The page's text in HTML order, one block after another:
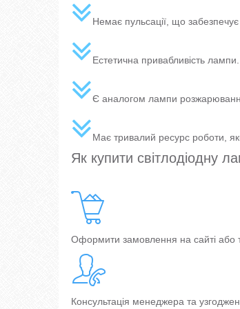
Немає пульсації, що
Естетична привабливість лампи.
Є аналогом лампи
Має тривалий ресурс роботи,
Як купити світлодіодну
Оформити замовлення на сайті або
Консультація менеджера та